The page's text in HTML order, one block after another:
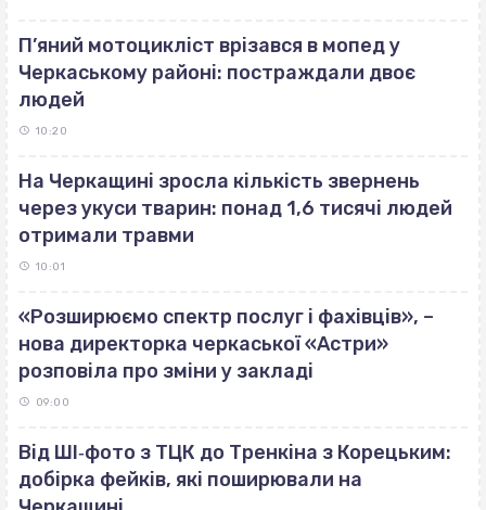
П’яний мотоцикліст врізався в мопед у
Черкаському районі: постраждали двоє
людей
10:20
На Черкащині зросла кількість звернень
через укуси тварин: понад 1,6 тисячі людей
отримали травми
10:01
«Розширюємо спектр послуг і фахівців», –
нова директорка черкаської «Астри»
розповіла про зміни у закладі
09:00
Від ШІ‐фото з ТЦК до Тренкіна з Корецьким:
добірка фейків, які поширювали на